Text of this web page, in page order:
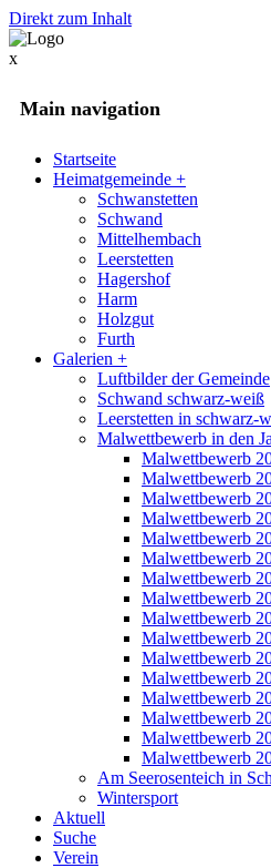
Direkt zum Inhalt
x
Main navigation
Startseite
Heimatgemeinde +
Schwanstetten
Schwand
Mittelhembach
Leerstetten
Hagershof
Harm
Holzgut
Furth
Galerien +
Luftbilder der Gemeinde
Schwand schwarz-weiß
Leerstetten in schwarz-
Malwettbewerb in den
Malwettbewerb
Malwettbewerb
Malwettbewerb
Malwettbewerb
Malwettbewerb
Malwettbewerb
Malwettbewerb
Malwettbewerb
Malwettbewerb
Malwettbewerb
Malwettbewerb
Malwettbewerb
Malwettbewerb
Malwettbewerb
Malwettbewerb
Malwettbewerb
Am Seerosenteich in
Wintersport
Aktuell
Suche
Verein